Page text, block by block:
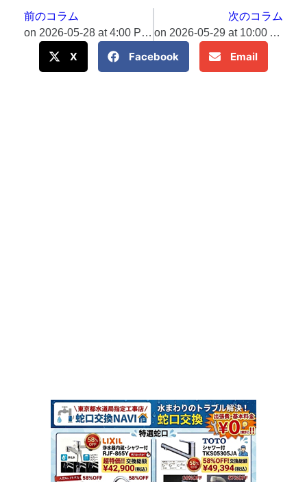
前のコラム
on 2026-05-28 at 4:00 PM 『森林と市民を結ぶ全国の集い2026』を開催 沖 大幹さん、指出 一正さん講演のほか、森と水、流域に関する知見・取組事例を紹介​＠Press 最新のプレスリリース一覧
次のコラム
on 2026-05-29 at 10:00 AM 新国立劇場バレエ団やスターダンサーズ・バレエ団所属の豪華プロキャストと若きダンサーたちによる、一夜限りの挑戦！『ジゼル』全幕 チケット発売開始​＠Press 最新のプレスリリース一覧
X Facebook Email